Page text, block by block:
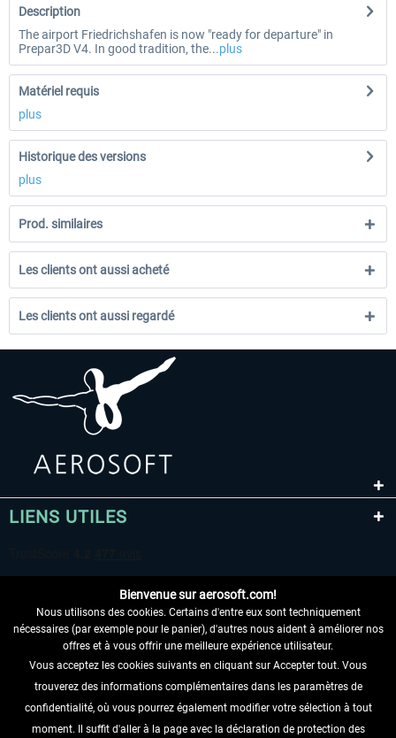
Description
The airport Friedrichshafen is now "ready for departure" in
Prepar3D V4. In good tradition, the...plus
Matériel requis
plus
Historique des versions
plus
Prod. similaires
Les clients ont aussi acheté
Les clients ont aussi regardé
LIENS UTILES
RENONCER AU CONTRAT ICI
INFORMATIONS
Bienvenue sur aerosoft.com!
Nous utilisons des cookies. Certains d'entre eux sont techniquement
nécessaires (par exemple pour le panier), d'autres nous aident à améliorer nos
offres et à vous offrir une meilleure expérience utilisateur.
Vous acceptez les cookies suivants en cliquant sur Accepter tout. Vous
trouverez des informations complémentaires dans les paramètres de
confidentialité, où vous pourrez également modifier votre sélection à tout
moment. Il suffit d'aller à la page avec la déclaration de protection des